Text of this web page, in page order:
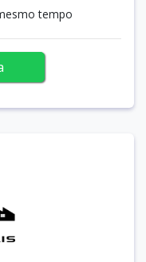
tempo